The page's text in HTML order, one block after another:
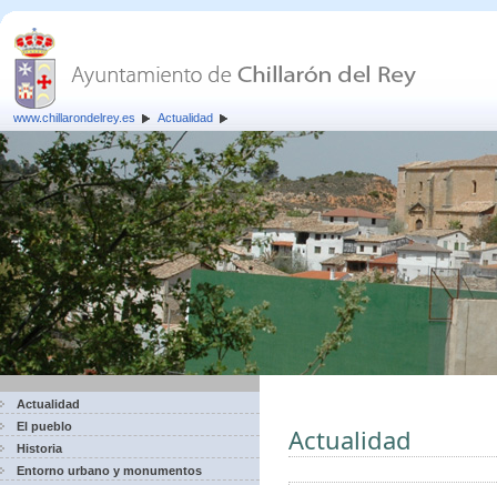
www.chillarondelrey.es Actualidad
Actualidad
El pueblo
Historia
Entorno urbano y monumentos
Actualidad